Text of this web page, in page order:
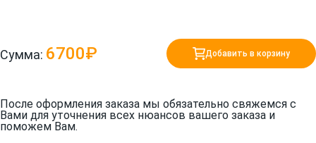
После оформления заказа мы обязательно свяжемся с
Вами для уточнения всех нюансов вашего заказа и
поможем Вам.
Сумма: 6700₽ Добавить в корзину